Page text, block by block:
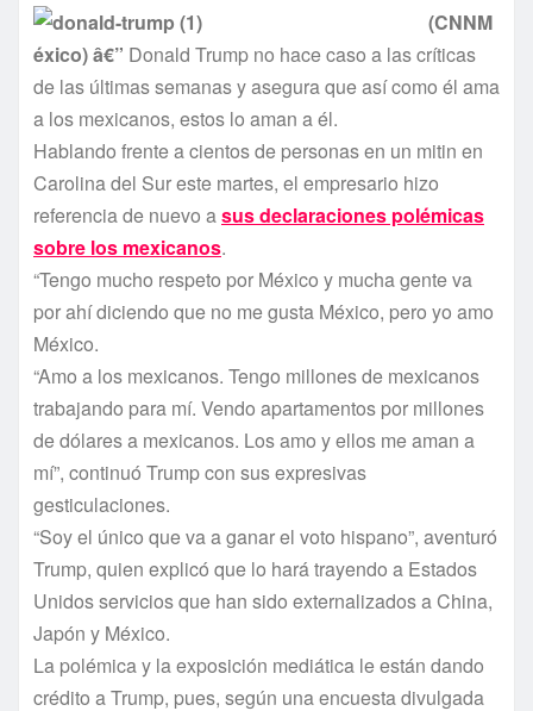
(CNNM
éxico) â€” Donald Trump no hace caso a las crí­ticas
de las últimas semanas y asegura que así­ como él ama
a los mexicanos, estos lo aman a él.
Hablando frente a cientos de personas en un mitin en
Carolina del Sur este martes, el empresario hizo
referencia de nuevo a sus declaraciones polémicas
sobre los mexicanos.
“Tengo mucho respeto por México y mucha gente va
por ahí­ diciendo que no me gusta México, pero yo amo
México.
“Amo a los mexicanos. Tengo millones de mexicanos
trabajando para mí­. Vendo apartamentos por millones
de dólares a mexicanos. Los amo y ellos me aman a
mí­”, continuó Trump con sus expresivas
gesticulaciones.
“Soy el único que va a ganar el voto hispano”, aventuró
Trump, quien explicó que lo hará trayendo a Estados
Unidos servicios que han sido externalizados a China,
Japón y México.
La polémica y la exposición mediática le están dando
crédito a Trump, pues, según una encuesta divulgada